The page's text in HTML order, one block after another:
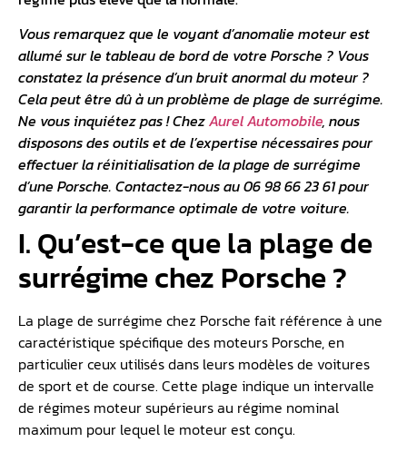
Vous remarquez que le voyant d’anomalie moteur est
allumé sur le tableau de bordde votre Porsche ? Vous
constatez la présence d’un bruit anormal du moteur ?
Cela peut être dû à un problème de plage de surrégime.
Ne vous inquiétez pas ! ChezAurel Automobile, nous
disposons des outils et de l’expertise nécessaires pour
effectuer la réinitialisation de la plage de surrégime
d’une Porsche. Contactez-nous au 06 98 66 23 61 pour
garantir la performance optimale de votre voiture.
I. Qu’est-ce que la plage de
surrégime chez Porsche ?
La plage de surrégime chez Porsche fait référence à une
caractéristique spécifique des moteurs Porsche, en
particulier ceux utilisés dans leurs modèles de voitures
de sport et de course. Cette plage indique un intervalle
de régimes moteur supérieurs au régime nominal
maximum pour lequel le moteur est conçu.